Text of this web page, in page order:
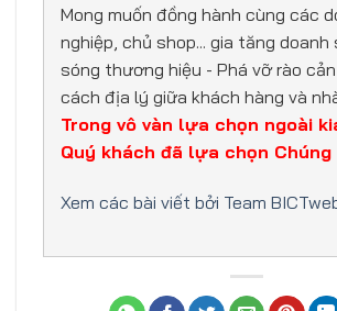
Mong muốn đồng hành cùng các
nghiệp, chủ shop... gia tăng doanh
sóng thương hiệu - Phá vỡ rào
cách địa lý giữa khách hàng và
Trong vô vàn lựa chọn ngoài
Quý khách đã lựa chọn
Xem các bài viết bởi Team